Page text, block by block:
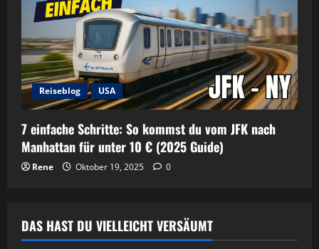
Reiseblog USA
7 einfache Schritte: So kommst du vom JFK nach
Manhattan für unter 10 € (2025 Guide)
Rene Oktober 19, 2025 0
DAS HAST DU VIELLEICHT VERSÄUMT